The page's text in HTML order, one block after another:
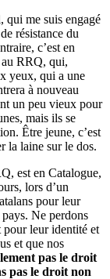
qui me suis engagé
résistance du
c’est en
au RRQ, qui,
yeux, qui a une
à nouveau
un peu vieux pour
mais ils se
Être jeune, c’est
la laine sur le dos.
est en Catalogue,
lors d’un
pour leur
Ne perdons
pour leur identité et
et que nos
pas le droit
pas le droit non